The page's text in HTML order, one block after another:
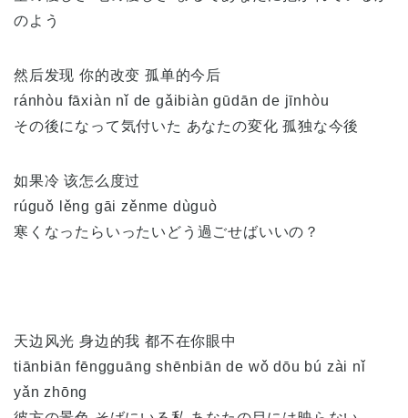
のよう
然后发现 你的改变 孤单的今后
ránhòu fāxiàn nǐ de gǎibiàn gūdān de jīnhòu
その後になって気付いた あなたの変化 孤独な今後
如果冷 该怎么度过
rúguǒ lěng gāi zěnme dùguò
寒くなったらいったいどう過ごせばいいの？
天边风光 身边的我 都不在你眼中
tiānbiān fēngguāng shēnbiān de wǒ dōu bú zài nǐ
yǎn zhōng